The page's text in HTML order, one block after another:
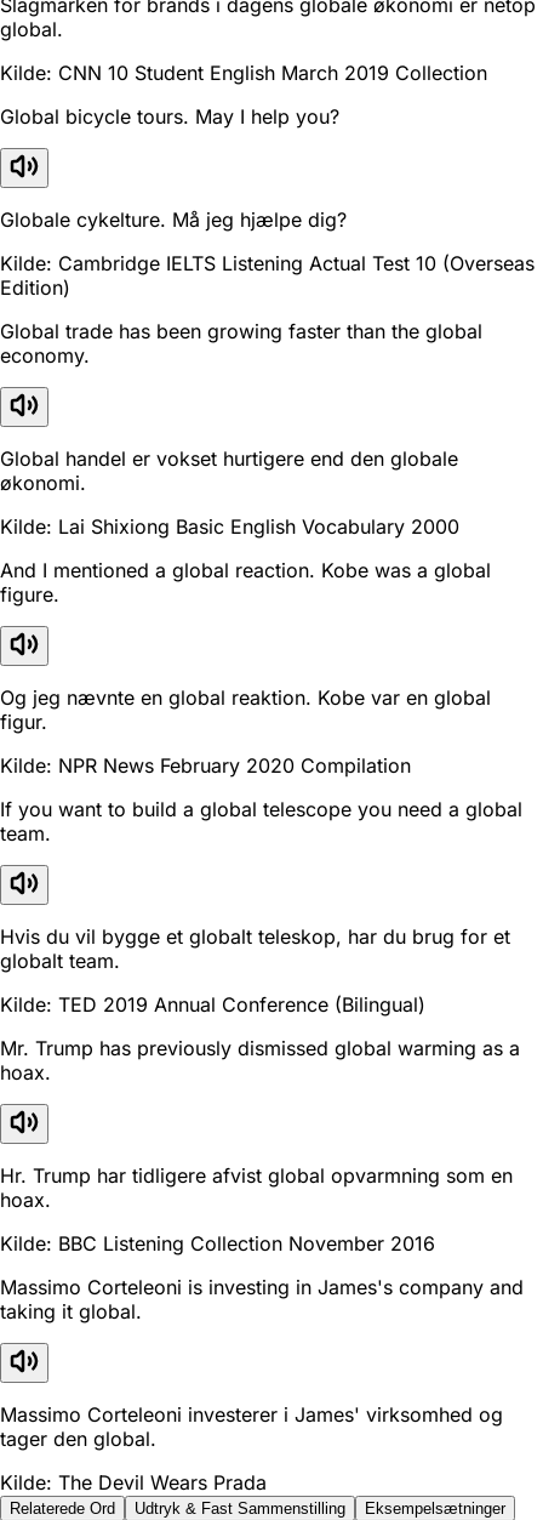
global.
Kilde: CNN 10 Student English March 2019 Collection
Global bicycle tours. May I help you?
Globale cykelture. Må jeg hjælpe dig?
Kilde: Cambridge IELTS Listening Actual Test 10 (Overseas
Edition)
Global trade has been growing faster than the global
economy.
Global handel er vokset hurtigere end den globale
økonomi.
Kilde: Lai Shixiong Basic English Vocabulary 2000
And I mentioned a global reaction. Kobe was a global
figure.
Og jeg nævnte en global reaktion. Kobe var en global
figur.
Kilde: NPR News February 2020 Compilation
If you want to build a global telescope you need a global
team.
Hvis du vil bygge et globalt teleskop, har du brug for et
globalt team.
Kilde: TED 2019 Annual Conference (Bilingual)
Mr. Trump has previously dismissed global warming as a
hoax.
Hr. Trump har tidligere afvist global opvarmning som en
hoax.
Kilde: BBC Listening Collection November 2016
Massimo Corteleoni is investing in James's company and
taking it global.
Massimo Corteleoni investerer i James' virksomhed og
tager den global.
Kilde: The Devil Wears Prada
Relaterede Ord Udtryk & Fast Sammenstilling
Eksempelsætninger